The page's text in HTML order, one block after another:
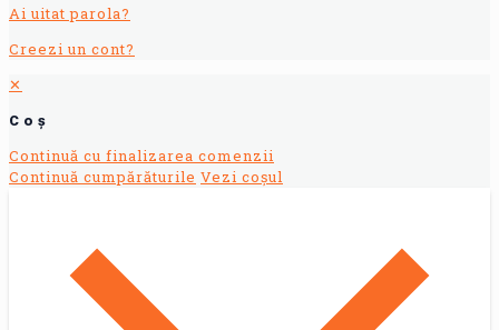
Ai uitat parola?
Creezi un cont?
✕
Coș
Continuă cu finalizarea comenzii
Continuă cumpărăturile Vezi coșul